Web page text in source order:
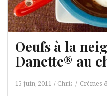
Oeufs à la
Danette® au
15 juin, 2011 Chris Crèmes